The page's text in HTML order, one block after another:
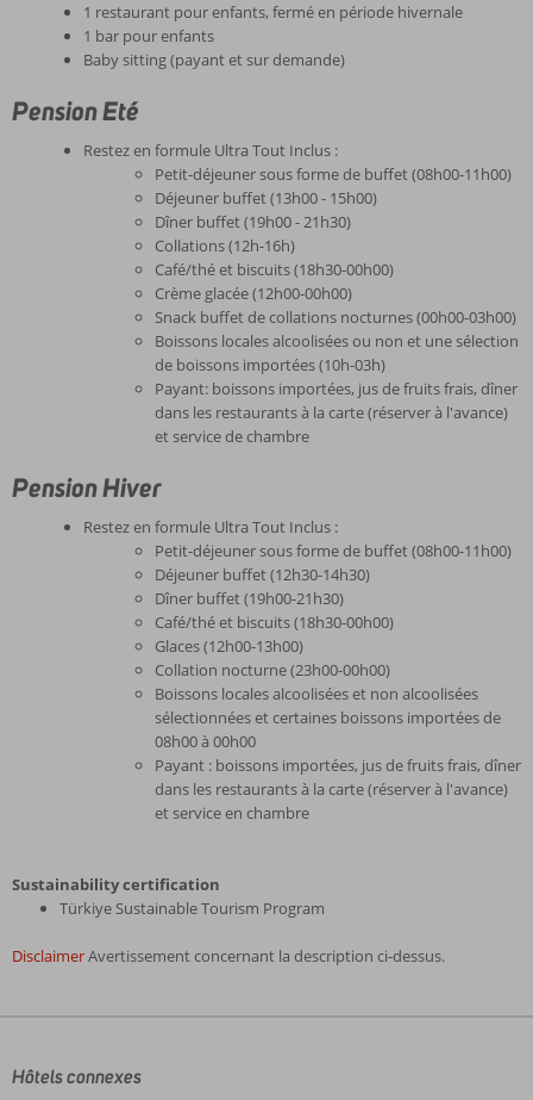
1 restaurant pour enfants, fermé en période hivernale
1 bar pour enfants
Baby sitting (payant et sur demande)
Pension Eté
Restez en formule Ultra Tout Inclus :
Petit-déjeuner sous forme de buffet (08h00-11h00)
Déjeuner buffet (13h00 - 15h00)
Dîner buffet (19h00 - 21h30)
Collations (12h-16h)
Café/thé et biscuits (18h30-00h00)
Crème glacée (12h00-00h00)
Snack buffet de collations nocturnes (00h00-03h00)
Boissons locales alcoolisées ou non et une sélection
de boissons importées (10h-03h)
Payant: boissons importées, jus de fruits frais, dîner
dans les restaurants à la carte (réserver à l'avance)
et service de chambre
Pension Hiver
Restez en formule Ultra Tout Inclus :
Petit-déjeuner sous forme de buffet (08h00-11h00)
Déjeuner buffet (12h30-14h30)
Dîner buffet (19h00-21h30)
Café/thé et biscuits (18h30-00h00)
Glaces (12h00-13h00)
Collation nocturne (23h00-00h00)
Boissons locales alcoolisées et non alcoolisées
sélectionnées et certaines boissons importées de
08h00 à 00h00
Payant : boissons importées, jus de fruits frais, dîner
dans les restaurants à la carte (réserver à l'avance)
et service en chambre
Sustainability certification
Türkiye Sustainable Tourism Program
DisclaimerAvertissement concernant la description ci-dessus.
écrits
Hôtels connexes